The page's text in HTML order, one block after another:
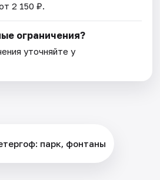
2 150 ₽.
ограничения?
уточняйте у
парк, фонтаны